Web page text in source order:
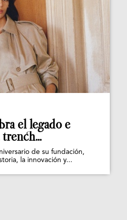
el legado e
de su fundación,
la innovación y...